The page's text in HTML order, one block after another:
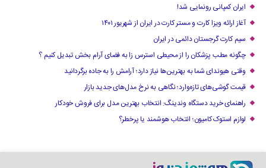
ایران کمپانی رونمایی شد!
آغاز ارائه ویزا کارت و مستر کارت در ایران از شهریور ۱۴۰۱
سیم کارت گرجستان دائمی در ایران
چگونه مطب پزشکان را از محیطی استرس زا به فضای آرام بخش تبدیل کنیم ؟
وقتی هیوندای شما به بهترین‌ها نیاز دارد؛ آرامش را به جاده برگردانید
قیمت گوشی‌های تازه‌وارد؛ نگاهی به نرخ مدل‌های جدید بازار
راهنمای خرید دستگاه وندینگ: انتخاب بهترین مدل برای فروش خودکار
لوازم استوک کامیون؛ انتخاب هوشمند یا پرخطر؟